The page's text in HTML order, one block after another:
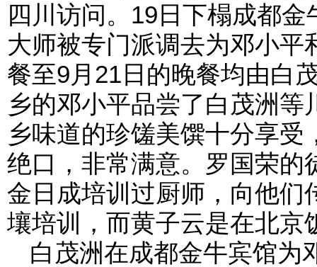
四川访问。19日下榻成都
大师被专门派调去为邓小平
餐至9月21日的晚餐均由白
乡的邓小平品尝了白茂洲
乡味道的珍馐美馔十分享
绝口，非常满意。罗国荣的
金日成培训过厨师，向他们
壤培训，而黄子云是在北京
白茂洲在成都金牛宾馆为